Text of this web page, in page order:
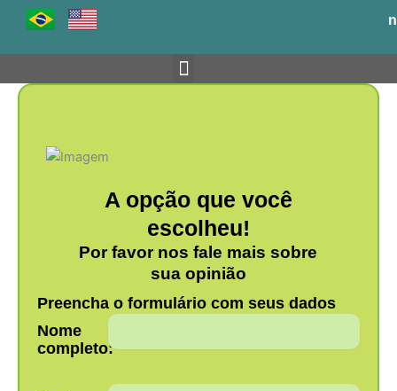
o
A opção que você
escolheu!
Por favor nos fale mais sobre
sua opinião
Preencha o formulário com seus dados
Nome
completo: